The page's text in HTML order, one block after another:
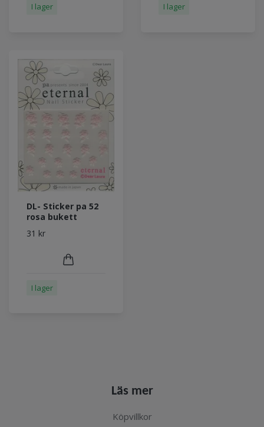
I lager I lager
DL- Sticker pa 52
rosa bukett
31 kr
I lager
Läs mer
Köpvillkor